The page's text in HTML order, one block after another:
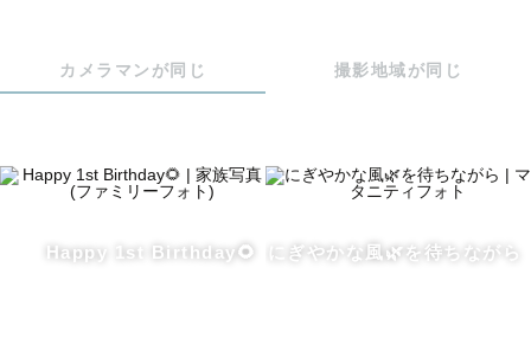
はじめまして！
私のカメラマンページをご覧いただきありがとうございま
カメラマンが同じ 撮影地域が同じ
Happy 1st Birthday🌻 にぎやかな風🌿を待ちながら